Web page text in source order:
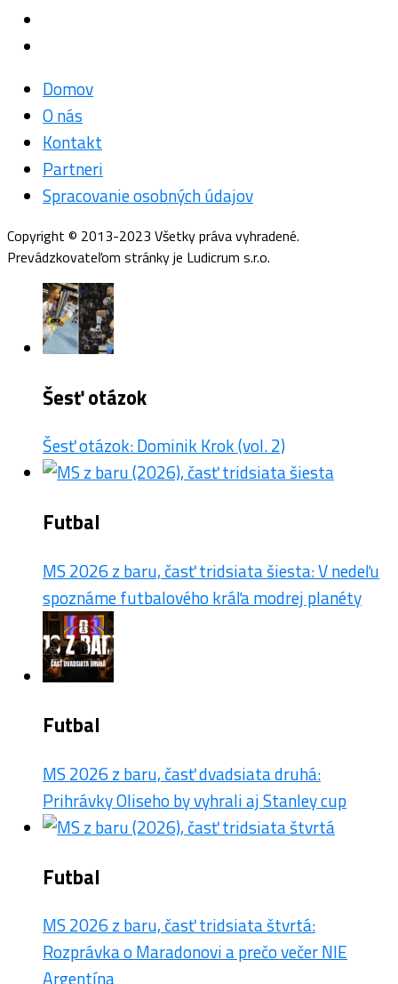
Domov
O nás
Kontakt
Partneri
Spracovanie osobných údajov
Copyright © 2013-2023 Všetky práva vyhradené.
Prevádzkovateľom stránky je Ludicrum s.r.o.
Šesť otázok
Šesť otázok: Dominik Krok (vol. 2)
Futbal
MS 2026 z baru, časť tridsiata šiesta: V nedeľu
spoznáme futbalového kráľa modrej planéty
Futbal
MS 2026 z baru, časť dvadsiata druhá:
Prihrávky Oliseho by vyhrali aj Stanley cup
Futbal
MS 2026 z baru, časť tridsiata štvrtá:
Rozprávka o Maradonovi a prečo večer NIE